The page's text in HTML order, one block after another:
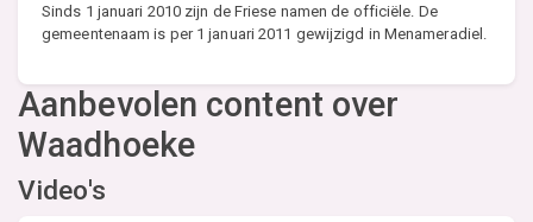
Sinds 1 januari 2010 zijn de Friese namen de officiële. De
gemeentenaam is per 1 januari 2011 gewijzigd in Menameradiel.
Aanbevolen content over
Waadhoeke
Video's